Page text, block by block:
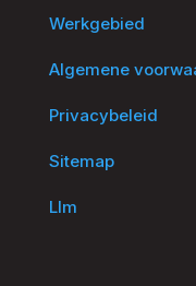
Werkgebied
Algemene
Privacybeleid
Sitemap
Llm